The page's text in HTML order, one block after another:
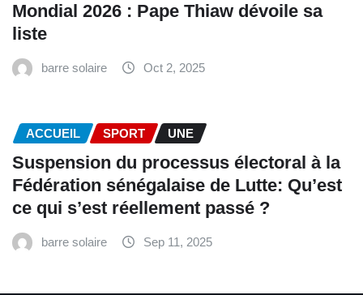
Mondial 2026 : Pape Thiaw dévoile sa
liste
barre solaire Oct 2, 2025
ACCUEIL SPORT UNE
‎Suspension du processus électoral à la
Fédération sénégalaise de Lutte: Qu’est
ce qui s’est réellement passé ? ‎‎
barre solaire Sep 11, 2025